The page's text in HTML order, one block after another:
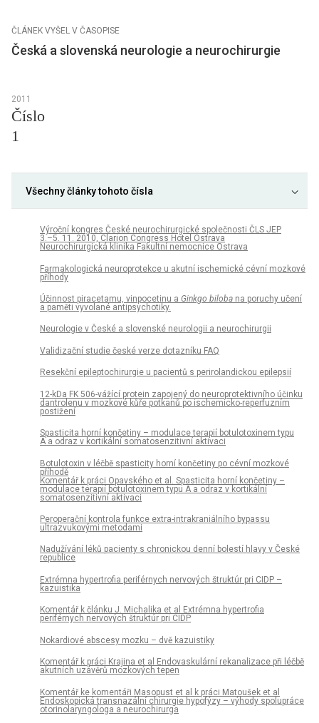
ČLÁNEK VYŠEL V ČASOPISE
Česká a slovenská neurologie a neurochirurgie
2011
Číslo
1
Všechny články tohoto čísla
Výroční kongres České neurochirurgické společnosti ČLS JEP
3.–5. 11. 2010, Clarion Congress Hotel Ostrava
Neurochirurgická klinika Fakultní nemocnice Ostrava
Farmakologická neuroprotekce u akutní ischemické cévní mozkové
příhody
Účinnost piracetamu, vinpocetinu a Ginkgo biloba na poruchy učení
a paměti vyvolané antipsychotiky.
Neurologie v České a slovenské neurologii a neurochirurgii
Validizační studie české verze dotazníku FAQ
Resekční epileptochirurgie u pacientů s perirolandickou epilepsií
12-kDa FK 506-vážící protein zapojený do neuroprotektivního účinku
dantrolenu v mozkové kůře potkanů po ischemicko-reperfuzním
postižení
Spasticita horní končetiny – modulace terapií botulotoxinem typu
A a odraz v kortikální somatosenzitivní aktivaci
Botulotoxin v léčbě spasticity horní končetiny po cévní mozkové
příhodě
Komentář k práci Opavského et al. Spasticita horní končetiny –
modulace terapií botulotoxinem typu A a odraz v kortikální
somatosenzitivní aktivaci
Peroperační kontrola funkce extra-intrakraniálního bypassu
ultrazvukovými metodami
Nadužívání léků pacienty s chronickou denní bolestí hlavy v České
republice
Extrémna hypertrofia periférnych nervových štruktúr pri CIDP –
kazuistika
Komentář k článku J. Michalika et al Extrémna hypertrofia
periférnych nervových štruktúr pri CIDP
Nokardiové abscesy mozku – dvě kazuistiky
Komentář k práci Krajina et al Endovaskulární rekanalizace při léčbě
akutních uzávěrů mozkových tepen
Komentář ke komentáři Masopust et al k práci Matoušek et al
Endoskopická transnazální chirurgie hypofýzy – výhody spolupráce
otorinolaryngologa a neurochirurga